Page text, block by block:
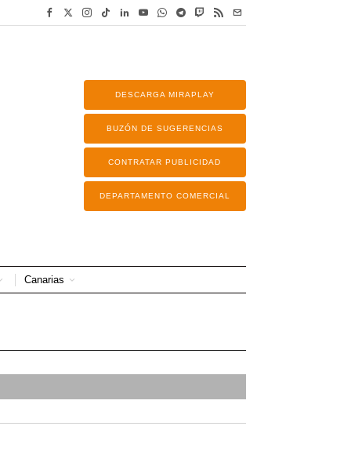
DESCARGA MIRAPLAY
BUZÓN DE SUGERENCIAS
CONTRATAR PUBLICIDAD
DEPARTAMENTO COMERCIAL
Canarias